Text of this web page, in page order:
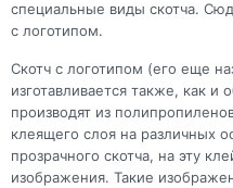
специальные виды скотча.
с логотипом.
Скотч с логотипом (его еще
изготавливается также, как и
производят из
клеящего слоя на различных
прозрачного скотча, на эту
изображения. Такие